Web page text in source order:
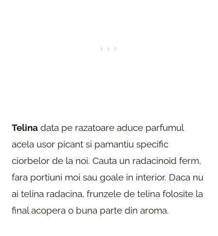
Telina data pe razatoare aduce parfumul
acela usor picant si pamantiu specific
ciorbelor de la noi. Cauta un radacinoid ferm,
fara portiuni moi sau goale in interior. Daca nu
ai telina radacina, frunzele de telina folosite la
final acopera o buna parte din aroma.